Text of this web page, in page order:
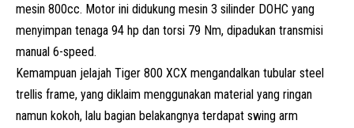
mesin 800cc. Motor ini didukung mesin 3 silinder DOHC yang
menyimpan tenaga 94 hp dan torsi 79 Nm, dipadukan transmisi
manual 6-speed.
Kemampuan jelajah Tiger 800 XCX mengandalkan tubular steel
trellis frame, yang diklaim menggunakan material yang ringan
namun kokoh, lalu bagian belakangnya terdapat swing arm